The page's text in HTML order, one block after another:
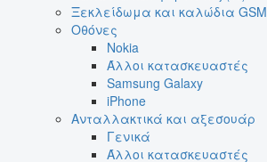
Ξεκλείδωμα και καλώδια GSM
Οθόνες
Nokia
Άλλοι κατασκευαστές
Samsung Galaxy
iPhone
Ανταλλακτικά και αξεσουάρ
Γενικά
Άλλοι κατασκευαστές